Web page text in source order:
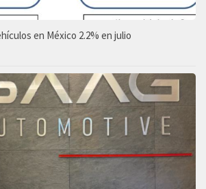
en México 2.2% en julio